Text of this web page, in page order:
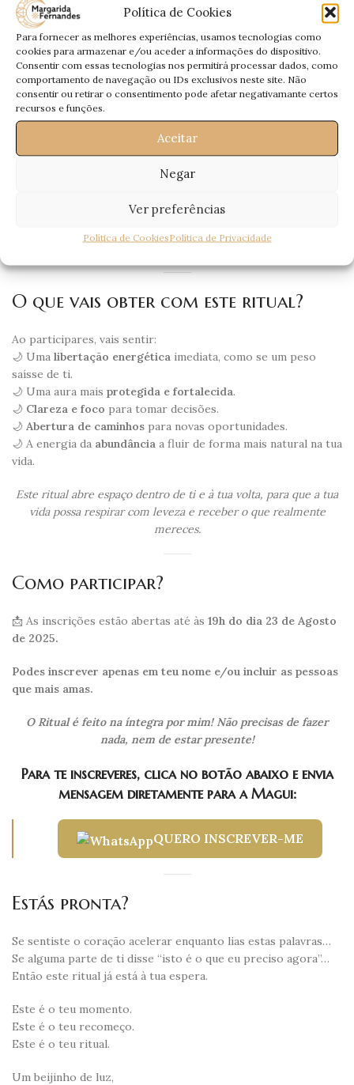
Política de Cookies
Para fornecer as melhores experiências, usamos tecnologias como
cookies para armazenar e/ou aceder a informações do dispositivo.
Consentir com essas tecnologias nos permitirá processar dados, como
comportamento de navegação ou IDs exclusivos neste site. Não
consentir ou retirar o consentimento pode afetar negativamante certos
recursos e funções.
Aceitar
Negar
Ver preferências
Política de CookiesPolítica de Privacidade
ciclo livre de pesos e com a energia certa para prosperar.
A quem se destina este ritual?
Este ritual é para ti se:
Precisas deproteger o teu campo espiritual.
bloqueios ou atrasos constantes
atrair abundância e prosperidade
leveza interior.
O que vais obter com este ritual?
Ao participares, vais sentir:
🌙 Uma libertação energética imediata, como se um peso
saísse de ti.
🌙 Uma aura mais protegida e fortalecida.
🌙 Clareza e foco para tomar decisões.
🌙 Abertura de caminhos para novas oportunidades.
🌙 A energia da abundância a fluir de forma mais natural na tua
vida.
Este ritual abre espaço dentro de ti e à tua volta, para que a tua
vida possa respirar com leveza e receber o que realmente
mereces.
Como participar?
📩 As inscrições estão abertas até às 19h do dia 23 de Agosto
de 2025.
Podes inscrever apenas em teu nome e/ou incluir as pessoas
que mais amas.
O Ritual é feito na íntegra por mim! Não precisas de fazer
nada, nem de estar presente!
Para te inscreveres, clica no botão abaixo e envia
mensagem diretamente para a Magui:
QUERO INSCREVER-ME
Estás pronta?
Se sentiste o coração acelerar enquanto lias estas palavras…
Se alguma parte de ti disse “isto é o que eu preciso agora”…
Então este ritual já está à tua espera.
Este é o teu momento.
Este é o teu recomeço.
Este é o teu ritual.
Um beijinho de luz,